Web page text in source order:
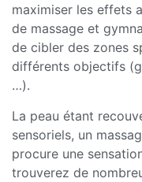
maximiser les effets
de massage et
de cibler des zones
différents objectifs
…).
La peau étant
sensoriels, un
procure une
trouverez de